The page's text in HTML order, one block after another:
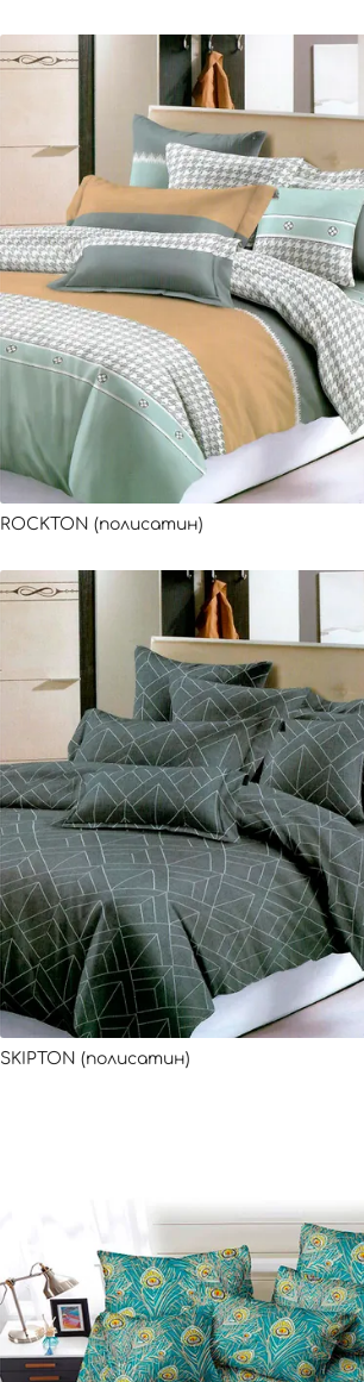
ROCKTON (полисатин)
SKIPTON (полисатин)